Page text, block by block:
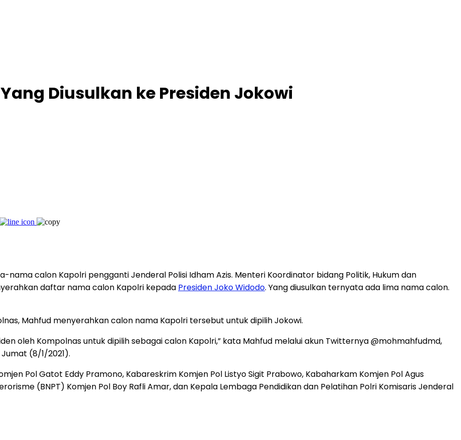
Diusulkan ke Presiden Jokowi
nama calon Kapolri pengganti Jenderal Polisi Idham Azis. Menteri Koordinator bidang Politik, Hukum dan
daftar nama calon Kapolri kepada Presiden Joko Widodo. Yang diusulkan ternyata ada lima nama calon.
Mahfud menyerahkan calon nama Kapolri tersebut untuk dipilih Jokowi.
oleh Kompolnas untuk dipilih sebagai calon Kapolri,” kata Mahfud melalui akun Twitternya @mohmahfudmd,
(8/1/2021).
Pol Gatot Eddy Pramono, Kabareskrim Komjen Pol Listyo Sigit Prabowo, Kabaharkam Komjen Pol Agus
(BNPT) Komjen Pol Boy Rafli Amar, dan Kepala Lembaga Pendidikan dan Pelatihan Polri Komisaris Jenderal